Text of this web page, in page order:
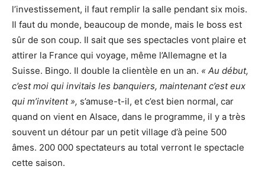
l’investissement, il faut remplir la salle pendant six mois.
Il faut du monde, beaucoup de monde, mais le boss est
sûr de son coup. Il sait que ses spectacles vont plaire et
attirer la France qui voyage, même l’Allemagne et la
Suisse. Bingo. Il double la clientèle en un an. « Au début,
c’est moi qui invitais les banquiers, maintenant c’est eux
qui m’invitent », s’amuse-t-il, et c’est bien normal, car
quand on vient en Alsace, dans le programme, il y a très
souvent un détour par un petit village d’à peine 500
âmes. 200 000 spectateurs au total verront le spectacle
cette saison.